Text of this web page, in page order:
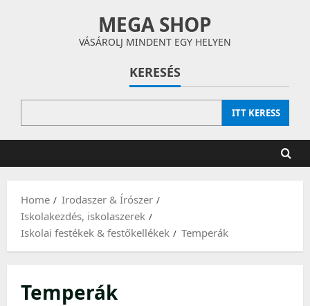
MEGA SHOP
VÁSÁROLJ MINDENT EGY HELYEN
KERESÉS
ITT KERESS
Home
Irodaszer & Írószer
Iskolakezdés, iskolaszerek
Iskolai festékek & festőkellékek
Temperák
Temperák